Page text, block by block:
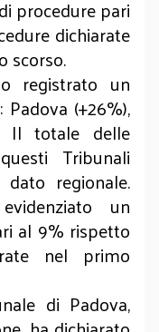
procedure pari
dichiarate
scorso.
registrato un
(+26%),
Il totale delle
Tribunali
regionale.
un
al 9% rispetto
nel primo
di Padova,